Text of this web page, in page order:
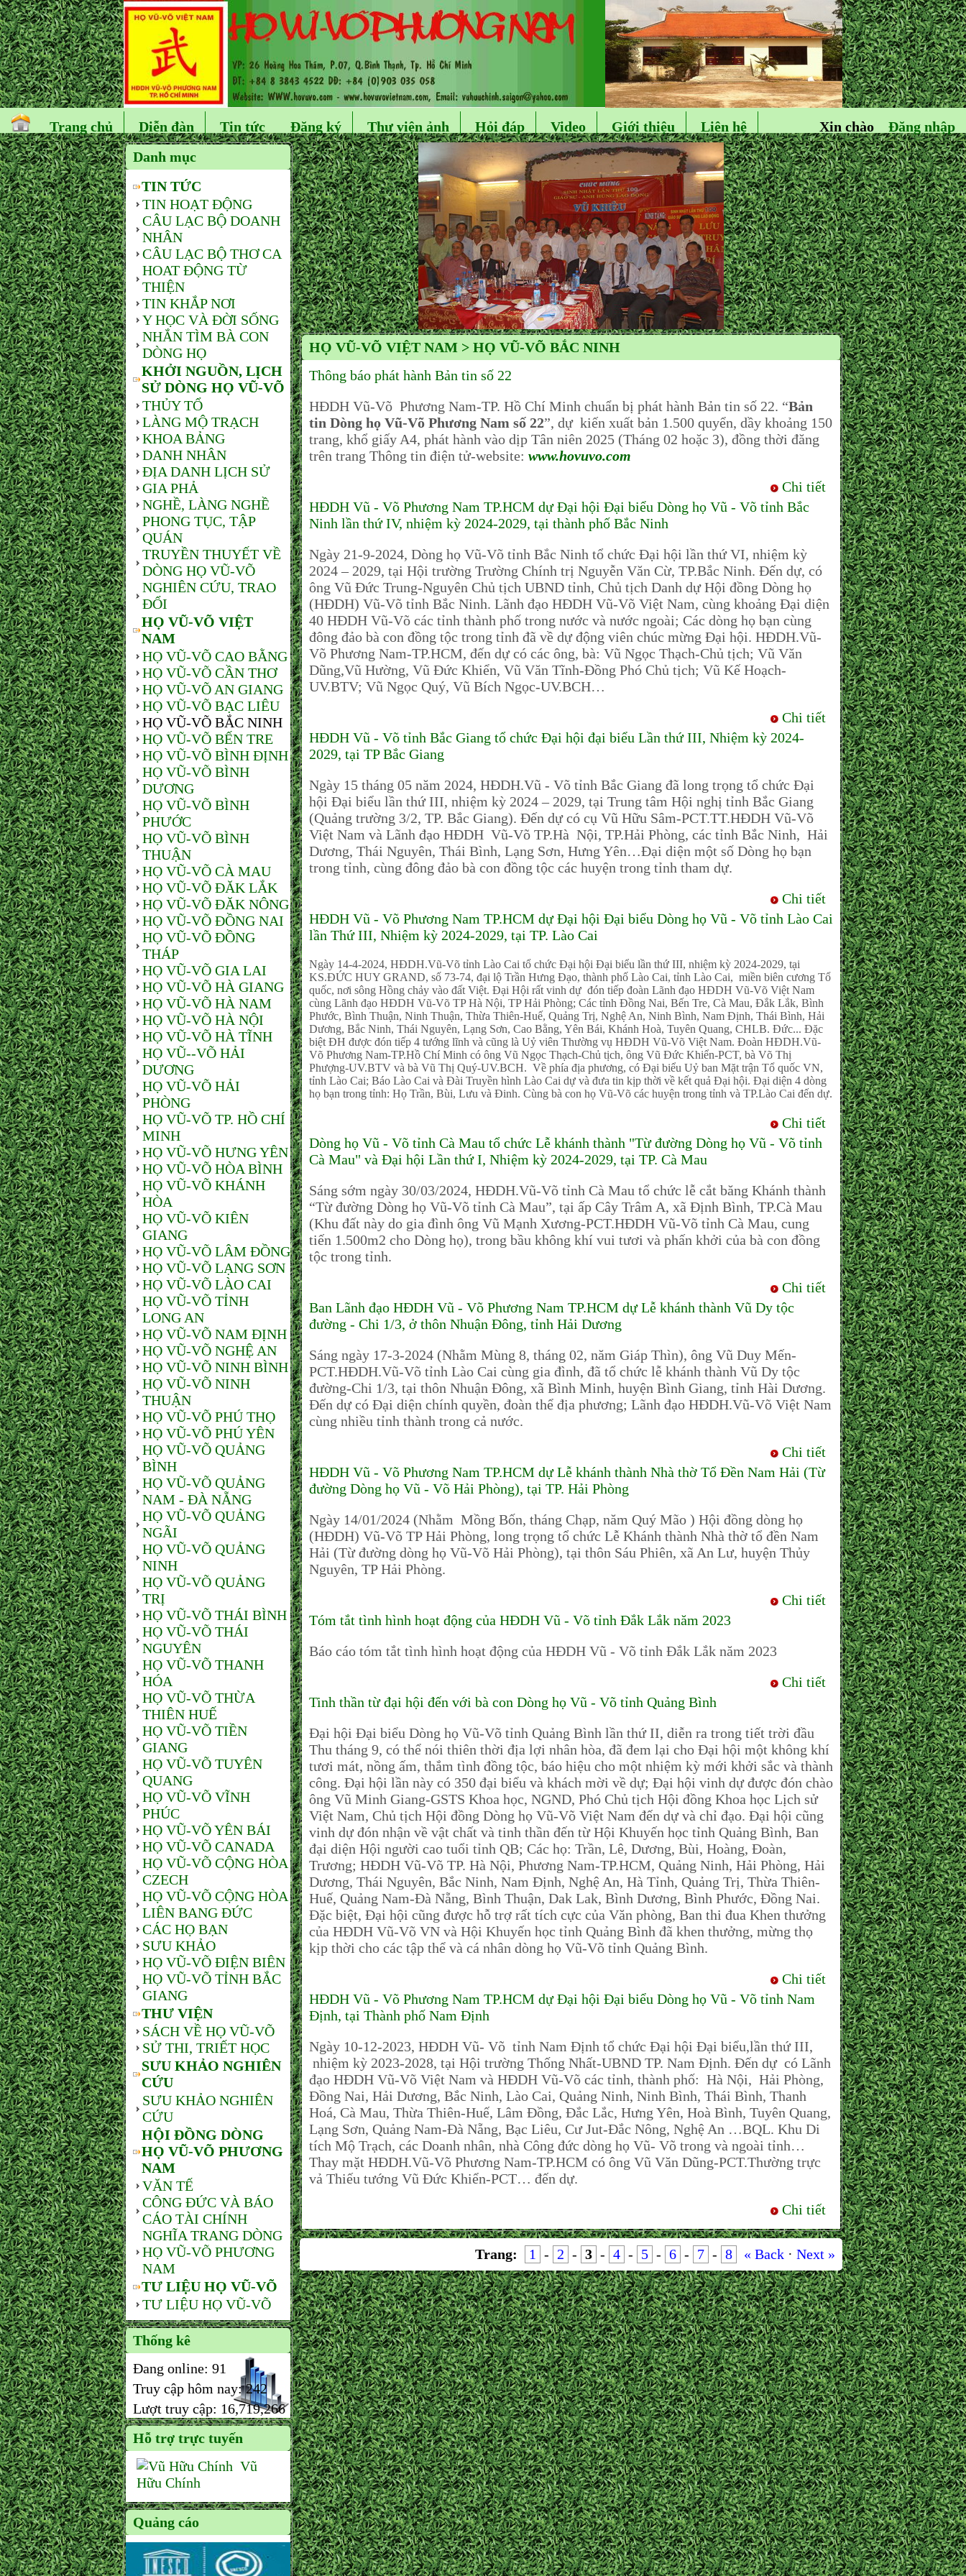
Trang chủ Diễn đàn Tin tức Đăng ký Thư viện ảnh Hỏi đáp Video Giới thiệu Liên hệ Đăng nhập
Xin chào
Danh mục
TIN TỨC
TIN HOẠT ĐỘNG
CÂU LẠC BỘ DOANH
NHÂN
CÂU LẠC BỘ THƠ CA
HOAT ĐỘNG TỪ
THIỆN
TIN KHẮP NƠI
Y HỌC VÀ ĐỜI SỐNG
NHẮN TÌM BÀ CON
DÒNG HỌ
KHỞI NGUỒN, LỊCH
SỬ DÒNG HỌ VŨ-VÕ
THỦY TỔ
LÀNG MỘ TRẠCH
KHOA BẢNG
DANH NHÂN
ĐỊA DANH LỊCH SỬ
GIA PHẢ
NGHỀ, LÀNG NGHỀ
PHONG TỤC, TẬP
QUÁN
TRUYỀN THUYẾT VỀ
DÒNG HỌ VŨ-VÕ
NGHIÊN CỨU, TRAO
ĐỔI
HỌ VŨ-VÕ VIỆT
NAM
HỌ VŨ-VÕ CAO BẰNG
HỌ VŨ-VÕ CẦN THƠ
HỌ VŨ-VÕ AN GIANG
HỌ VŨ-VÕ BẠC LIÊU
HỌ VŨ-VÕ BẮC NINH
HỌ VŨ-VÕ BẾN TRE
HỌ VŨ-VÕ BÌNH ĐỊNH
HỌ VŨ-VÕ BÌNH
DƯƠNG
HỌ VŨ-VÕ BÌNH
PHƯỚC
HỌ VŨ-VÕ BÌNH
THUẬN
HỌ VŨ-VÕ CÀ MAU
HỌ VŨ-VÕ ĐĂK LẮK
HỌ VŨ-VÕ ĐĂK NÔNG
HỌ VŨ-VÕ ĐỒNG NAI
HỌ VŨ-VÕ ĐỒNG
THÁP
HỌ VŨ-VÕ GIA LAI
HỌ VŨ-VÕ HÀ GIANG
HỌ VŨ-VÕ HÀ NAM
HỌ VŨ-VÕ HÀ NỘI
HỌ VŨ-VÕ HÀ TĨNH
HỌ VŨ--VÕ HẢI
DƯƠNG
HỌ VŨ-VÕ HẢI
PHÒNG
HỌ VŨ-VÕ TP. HỒ CHÍ
MINH
HỌ VŨ-VÕ HƯNG YÊN
HỌ VŨ-VÕ HÒA BÌNH
HỌ VŨ-VÕ KHÁNH
HÒA
HỌ VŨ-VÕ KIÊN
GIANG
HỌ VŨ-VÕ LÂM ĐỒNG
HỌ VŨ-VÕ LẠNG SƠN
HỌ VŨ-VÕ LÀO CAI
HỌ VŨ-VÕ TỈNH
LONG AN
HỌ VŨ-VÕ NAM ĐỊNH
HỌ VŨ-VÕ NGHỆ AN
HỌ VŨ-VÕ NINH BÌNH
HỌ VŨ-VÕ NINH
THUẬN
HỌ VŨ-VÕ PHÚ THỌ
HỌ VŨ-VÕ PHÚ YÊN
HỌ VŨ-VÕ QUẢNG
BÌNH
HỌ VŨ-VÕ QUẢNG
NAM - ĐÀ NẴNG
HỌ VŨ-VÕ QUẢNG
NGÃI
HỌ VŨ-VÕ QUẢNG
NINH
HỌ VŨ-VÕ QUẢNG
TRỊ
HỌ VŨ-VÕ THÁI BÌNH
HỌ VŨ-VÕ THÁI
NGUYÊN
HỌ VŨ-VÕ THANH
HÓA
HỌ VŨ-VÕ THỪA
THIÊN HUẾ
HỌ VŨ-VÕ TIỀN
GIANG
HỌ VŨ-VÕ TUYÊN
QUANG
HỌ VŨ-VÕ VĨNH
PHÚC
HỌ VŨ-VÕ YÊN BÁI
HỌ VŨ-VÕ CANADA
HỌ VŨ-VÕ CỘNG HÒA
CZECH
HỌ VŨ-VÕ CỘNG HÒA
LIÊN BANG ĐỨC
CÁC HỌ BẠN
SƯU KHẢO
HỌ VŨ-VÕ ĐIỆN BIÊN
HỌ VŨ-VÕ TỈNH BẮC
GIANG
THƯ VIỆN
SÁCH VỀ HỌ VŨ-VÕ
SỬ THI, TRIẾT HỌC
SƯU KHẢO NGHIÊN
CỨU
SƯU KHẢO NGHIÊN
CỨU
HỘI ĐỒNG DÒNG
HỌ VŨ-VÕ PHƯƠNG
NAM
VĂN TẾ
CÔNG ĐỨC VÀ BÁO
CÁO TÀI CHÍNH
NGHĨA TRANG DÒNG
HỌ VŨ-VÕ PHƯƠNG
NAM
TƯ LIỆU HỌ VŨ-VÕ
TƯ LIỆU HỌ VŨ-VÕ
Thống kê
Đang online: 91
Truy cập hôm nay:242
Lượt truy cập: 16,719,266
Hỗ trợ trực tuyến
Vũ
Hữu Chính
Quảng cáo
HỌ VŨ-VÕ VIỆT NAM > HỌ VŨ-VÕ BẮC NINH
Thông báo phát hành Bản tin số 22
HĐDH Vũ-Võ Phương Nam-TP. Hồ Chí Minh chuẩn bị phát hành Bản tin số 22. “Bản
tin Dòng họ Vũ-Võ Phương Nam số 22”, dự kiến xuất bản 1.500 quyển, dầy khoảng 150
trang, khổ giấy A4, phát hành vào dịp Tân niên 2025 (Tháng 02 hoặc 3), đồng thời đăng
trên trang Thông tin điện tử-website: www.hovuvo.com
Chi tiết
HĐDH Vũ - Võ Phương Nam TP.HCM dự Đại hội Đại biểu Dòng họ Vũ - Võ tỉnh Bắc
Ninh lần thứ IV, nhiệm kỳ 2024-2029, tại thành phố Bắc Ninh
Ngày 21-9-2024, Dòng họ Vũ-Võ tỉnh Bắc Ninh tổ chức Đại hội lần thứ VI, nhiệm kỳ
2024 – 2029, tại Hội trường Trường Chính trị Nguyễn Văn Cừ, TP.Bắc Ninh. Đến dự, có
ông Vũ Đức Trung-Nguyên Chủ tịch UBND tỉnh, Chủ tịch Danh dự Hội đồng Dòng họ
(HĐDH) Vũ-Võ tỉnh Bắc Ninh. Lãnh đạo HĐDH Vũ-Võ Việt Nam, cùng khoảng Đại diện
40 HĐDH Vũ-Võ các tỉnh thành phố trong nước và nước ngoài; Các dòng họ bạn cùng
đông đảo bà con đồng tộc trong tỉnh đã về dự động viên chúc mừng Đại hội. HĐDH.Vũ-
Võ Phương Nam-TP.HCM, đến dự có các ông, bà: Vũ Ngọc Thạch-Chủ tịch; Vũ Văn
Dũng,Vũ Hường, Vũ Đức Khiển, Vũ Văn Tĩnh-Đồng Phó Chủ tịch; Vũ Kế Hoạch-
UV.BTV; Vũ Ngọc Quý, Vũ Bích Ngọc-UV.BCH…
Chi tiết
HĐDH Vũ - Võ tỉnh Bắc Giang tổ chức Đại hội đại biểu Lần thứ III, Nhiệm kỳ 2024-
2029, tại TP Bắc Giang
Ngày 15 tháng 05 năm 2024, HĐDH.Vũ - Võ tỉnh Bắc Giang đã long trọng tổ chức Đại
hội Đại biểu lần thứ III, nhiệm kỳ 2024 – 2029, tại Trung tâm Hội nghị tỉnh Bắc Giang
(Quảng trường 3/2, TP. Bắc Giang). Đến dự có cụ Vũ Hữu Sâm-PCT.TT.HĐDH Vũ-Võ
Việt Nam và Lãnh đạo HĐDH Vũ-Võ TP.Hà Nội, TP.Hải Phòng, các tỉnh Bắc Ninh, Hải
Dương, Thái Nguyên, Thái Bình, Lạng Sơn, Hưng Yên…Đại diện một số Dòng họ bạn
trong tỉnh, cùng đông đảo bà con đồng tộc các huyện trong tỉnh tham dự.
Chi tiết
HĐDH Vũ - Võ Phương Nam TP.HCM dự Đại hội Đại biểu Dòng họ Vũ - Võ tỉnh Lào Cai
lần Thứ III, Nhiệm kỳ 2024-2029, tại TP. Lào Cai
Ngày 14-4-2024, HĐDH.Vũ-Võ tỉnh Lào Cai tổ chức Đại hội Đại biểu lần thứ III, nhiệm kỳ 2024-2029, tại
KS.ĐỨC HUY GRAND, số 73-74, đại lộ Trần Hưng Đạo, thành phố Lào Cai, tỉnh Lào Cai, miền biên cương Tổ
quốc, nơi sông Hồng chảy vào đất Việt. Đại Hội rất vinh dự đón tiếp đoàn Lãnh đạo HĐDH Vũ-Võ Việt Nam
cùng Lãnh đạo HĐDH Vũ-Võ TP Hà Nội, TP Hải Phòng; Các tỉnh Đồng Nai, Bến Tre, Cà Mau, Đắk Lắk, Bình
Phước, Bình Thuận, Ninh Thuận, Thừa Thiên-Huế, Quảng Trị, Nghệ An, Ninh Bình, Nam Định, Thái Bình, Hải
Dương, Bắc Ninh, Thái Nguyên, Lạng Sơn, Cao Bằng, Yên Bái, Khánh Hoà, Tuyên Quang, CHLB. Đức... Đặc
biệt ĐH được đón tiếp 4 tướng lĩnh và cũng là Uỷ viên Thường vụ HĐDH Vũ-Võ Việt Nam. Đoàn HĐDH.Vũ-
Võ Phương Nam-TP.Hồ Chí Minh có ông Vũ Ngọc Thạch-Chủ tịch, ông Vũ Đức Khiển-PCT, bà Võ Thị
Phượng-UV.BTV và bà Vũ Thị Quý-UV.BCH. Về phía địa phương, có Đại biểu Uỷ ban Mặt trận Tổ quốc VN,
tỉnh Lào Cai; Báo Lào Cai và Đài Truyền hình Lào Cai dự và đưa tin kịp thời về kết quả Đại hội. Đại diện 4 dòng
họ bạn trong tỉnh: Họ Trần, Bùi, Lưu và Đinh. Cùng bà con họ Vũ-Võ các huyện trong tỉnh và TP.Lào Cai đến dự.
Chi tiết
Dòng họ Vũ - Võ tỉnh Cà Mau tổ chức Lễ khánh thành "Từ đường Dòng họ Vũ - Võ tỉnh
Cà Mau" và Đại hội Lần thứ I, Nhiệm kỳ 2024-2029, tại TP. Cà Mau
Sáng sớm ngày 30/03/2024, HĐDH.Vũ-Võ tỉnh Cà Mau tổ chức lễ cắt băng Khánh thành
“Từ đường Dòng họ Vũ-Võ tỉnh Cà Mau”, tại ấp Cây Trâm A, xã Định Bình, TP.Cà Mau
(Khu đất này do gia đình ông Vũ Mạnh Xương-PCT.HĐDH Vũ-Võ tỉnh Cà Mau, cung
tiến 1.500m2 cho Dòng họ), trong bầu không khí vui tươi và phấn khởi của bà con đồng
tộc trong tỉnh.
Chi tiết
Ban Lãnh đạo HĐDH Vũ - Võ Phương Nam TP.HCM dự Lễ khánh thành Vũ Dy tộc
đường - Chi 1/3, ở thôn Nhuận Đông, tỉnh Hải Dương
Sáng ngày 17-3-2024 (Nhằm Mùng 8, tháng 02, năm Giáp Thìn), ông Vũ Duy Mến-
PCT.HĐDH.Vũ-Võ tỉnh Lào Cai cùng gia đình, đã tổ chức lễ khánh thành Vũ Dy tộc
đường-Chi 1/3, tại thôn Nhuận Đông, xã Bình Minh, huyện Bình Giang, tỉnh Hài Dương.
Đến dự có Đại diện chính quyền, đoàn thể địa phương; Lãnh đạo HĐDH.Vũ-Võ Việt Nam
cùng nhiều tỉnh thành trong cả nước.
Chi tiết
HĐDH Vũ - Võ Phương Nam TP.HCM dự Lễ khánh thành Nhà thờ Tổ Đền Nam Hải (Từ
đường Dòng họ Vũ - Võ Hải Phòng), tại TP. Hải Phòng
Ngày 14/01/2024 (Nhằm Mồng Bốn, tháng Chạp, năm Quý Mão ) Hội đồng dòng họ
(HĐDH) Vũ-Võ TP Hải Phòng, long trọng tổ chức Lễ Khánh thành Nhà thờ tổ đền Nam
Hải (Từ đường dòng họ Vũ-Võ Hải Phòng), tại thôn Sáu Phiên, xã An Lư, huyện Thủy
Nguyên, TP Hải Phòng.
Chi tiết
Tóm tắt tình hình hoạt động của HĐDH Vũ - Võ tỉnh Đắk Lắk năm 2023
Báo cáo tóm tắt tình hình hoạt động của HĐDH Vũ - Võ tỉnh Đắk Lắk năm 2023
Chi tiết
Tinh thần từ đại hội đến với bà con Dòng họ Vũ - Võ tỉnh Quảng Bình
Đại hội Đại biểu Dòng họ Vũ-Võ tỉnh Quảng Bình lần thứ II, diễn ra trong tiết trời đầu
Thu tháng 9, có thể nói thiên thời địa lợi nhân hòa, đã đem lại cho Đại hội một không khí
tươi mát, nồng ấm, thắm tình đồng tộc, báo hiệu cho một nhiệm kỳ mới khởi sắc và thành
công. Đại hội lần này có 350 đại biểu và khách mời về dự; Đại hội vinh dự được đón chào
ông Vũ Minh Giang-GSTS Khoa học, NGND, Phó Chủ tịch Hội đồng Khoa học Lịch sử
Việt Nam, Chủ tịch Hội đồng Dòng họ Vũ-Võ Việt Nam đến dự và chỉ đạo. Đại hội cũng
vinh dự đón nhận về vật chất và tinh thần đến từ Hội Khuyến học tỉnh Quảng Bình, Ban
đại diện Hội người cao tuổi tỉnh QB; Các họ: Trần, Lê, Dương, Bùi, Hoàng, Đoàn,
Trương; HĐDH Vũ-Võ TP. Hà Nội, Phương Nam-TP.HCM, Quảng Ninh, Hải Phòng, Hải
Dương, Thái Nguyên, Bắc Ninh, Nam Định, Nghệ An, Hà Tỉnh, Quảng Trị, Thừa Thiên-
Huế, Quảng Nam-Đà Nẵng, Bình Thuận, Dak Lak, Bình Dương, Bình Phước, Đồng Nai.
Đặc biệt, Đại hội cũng được hỗ trợ rất tích cực của Văn phòng, Ban thi đua Khen thưởng
của HĐDH Vũ-Võ VN và Hội Khuyến học tỉnh Quảng Bình đã khen thưởng, mừng thọ
kịp thời cho các tập thể và cá nhân dòng họ Vũ-Võ tỉnh Quảng Bình.
Chi tiết
HĐDH Vũ - Võ Phương Nam TP.HCM dự Đại hội Đại biểu Dòng họ Vũ - Võ tỉnh Nam
Định, tại Thành phố Nam Định
Ngày 10-12-2023, HĐDH Vũ- Võ tỉnh Nam Định tổ chức Đại hội Đại biểu,lần thứ III,
nhiệm kỳ 2023-2028, tại Hội trường Thống Nhất-UBND TP. Nam Định. Đến dự có Lãnh
đạo HĐDH Vũ-Võ Việt Nam và HĐDH Vũ-Võ các tỉnh, thành phố: Hà Nội, Hải Phòng,
Đồng Nai, Hải Dương, Bắc Ninh, Lào Cai, Quảng Ninh, Ninh Bình, Thái Bình, Thanh
Hoá, Cà Mau, Thừa Thiên-Huế, Lâm Đồng, Đắc Lắc, Hưng Yên, Hoà Bình, Tuyên Quang,
Lạng Sơn, Quảng Nam-Đà Nẵng, Bạc Liêu, Cư Jut-Đắc Nông, Nghệ An …BQL. Khu Di
tích Mộ Trạch, các Doanh nhân, nhà Công đức dòng họ Vũ- Võ trong và ngoài tỉnh…
Thay mặt HĐDH.Vũ-Võ Phương Nam-TP.HCM có ông Vũ Văn Dũng-PCT.Thường trực
vả Thiếu tướng Vũ Đức Khiển-PCT… đến dự.
Chi tiết
Trang: 1 - 2 - 3 - 4 - 5 - 6 - 7 - 8 « Back · Next »